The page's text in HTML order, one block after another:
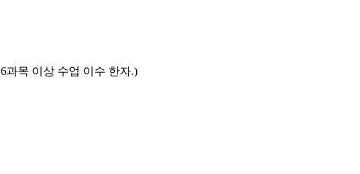
6과목 이상 수업 이수 한자.)